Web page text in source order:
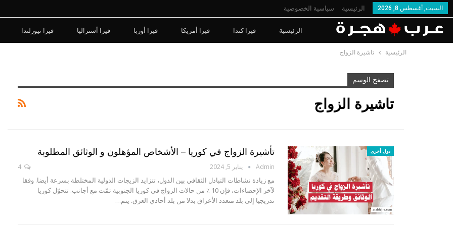
السبت, أغسطس 8, 2026 الرئيسية سياسية الخصوصية
الرئيسية فيزا كندا فيزا أمريكا فيزا أوربا فيزا أستراليا فيزا نيوزلندا
الرئيسية تاشيرة الزواج
تصفح الوسم
تاشيرة الزواج
دول أخرى تأشيرة الزواج في كوريا – الأشخاص المؤهلون و الوثائق المطلوبة
Admin يناير 5, 2024 4
مع زيادة نشاطات التبادل الثقافي بين الدول، تتزايد الزيجات الدولية المختلطة بسرعة أيضا. وفقا
لآخر الإحصاءات، فإن 10 ٪ من حالات الزواج في كوريا الجنوبية تمّت مع أجانب. تتحوّل كوريا
تدريجيا إلى بلد متعدد الأعراق بدلا من بلد أحادي العرق. يتم…